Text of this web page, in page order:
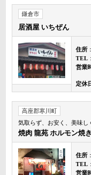
鎌倉市
居酒屋 いちぜん
住所
TEL
営業
定休
高座郡寒川町
気取らず、お安く、美味し
焼肉 龍苑 ホルモン焼き
住所
TEL
営業